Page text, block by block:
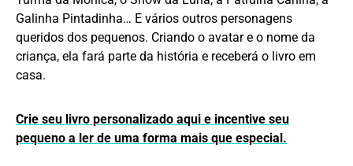
Galinha Pintadinha… E vários outros personagens
queridos dos pequenos. Criando o avatar e o nome da
criança, ela fará parte da história e receberá o livro em
casa.
Crie seu livro personalizado aqui e incentive seu
pequeno a ler de uma forma mais que especial.